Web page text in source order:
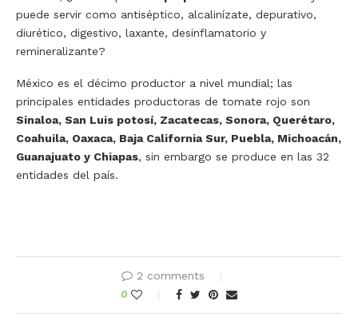
puede servir como antiséptico, alcalinízate, depurativo,
diurético, digestivo, laxante, desinflamatorio y
remineralizante?
México es el décimo productor a nivel mundial; las
principales entidades productoras de tomate rojo son
Sinaloa, San Luis potosí, Zacatecas, Sonora, Querétaro,
Coahuila, Oaxaca, Baja California Sur, Puebla, Michoacán,
Guanajuato y Chiapas, sin embargo se produce en las 32
entidades del país.
2 comments
0